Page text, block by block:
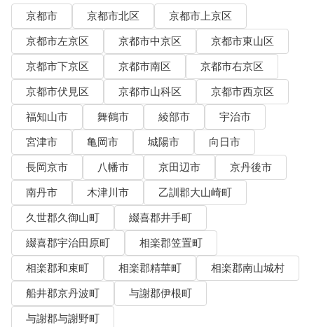
京都市 京都市北区
京都市上京区
京都市左京区
京都市中京区
京都市東山区
京都市下京区
京都市南区
京都市右京区
京都市伏見区
京都市山科区
京都市西京区
福知山市
舞鶴市 綾部市
宇治市
宮津市
亀岡市 城陽市
向日市
長岡京市
八幡市 京田辺市
京丹後市
南丹市
木津川市
乙訓郡大山崎町
久世郡久御山町
綴喜郡井手町
綴喜郡宇治田原町
相楽郡笠置町
相楽郡和束町
相楽郡精華町
相楽郡南山城村
船井郡京丹波町
与謝郡伊根町
与謝郡与謝野町